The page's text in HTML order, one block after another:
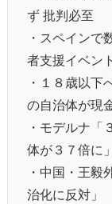
ず 批判必至
・スペインで
者支援イベント
・１８歳以下
の自治体が現
・モデルナ「
体が３７倍に」
・中国・王毅
治化に反対」